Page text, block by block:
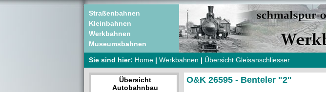
Straßenbahnen
Kleinbahnen
Werkbahnen
Museumsbahnen
Sie sind hier: Home | Werkbahnen | Übersicht Gleisanschliesser
Übersicht
Autobahnbau
O&K 26595 - Benteler "2"